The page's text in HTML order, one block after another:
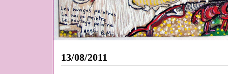
13/08/2011